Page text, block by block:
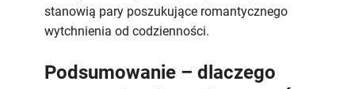
stanowią pary poszukujące romantycznego
wytchnienia od codzienności.
Podsumowanie – dlaczego